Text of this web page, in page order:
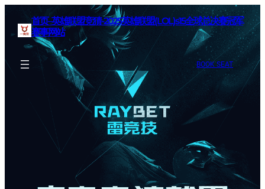
首页–英雄联盟竞猜-2025英雄联盟(LOL)s15全球总决赛冠军
赛事网站
BOOK SEAT